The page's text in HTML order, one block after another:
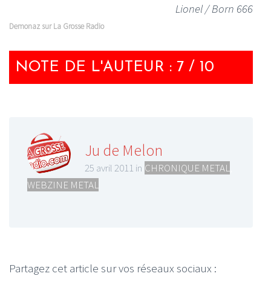
Lionel / Born 666
Demonaz sur La Grosse Radio
NOTE DE L'AUTEUR : 7 / 10
Ju de Melon
25 avril 2011 in CHRONIQUE METAL
WEBZINE METAL
Partagez cet article sur vos réseaux sociaux :